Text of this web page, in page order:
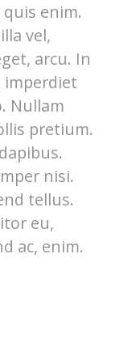
enim.
vel,
arcu. In
Nullam
pretium.
nisi.
tellus.
eu,
ac, enim.